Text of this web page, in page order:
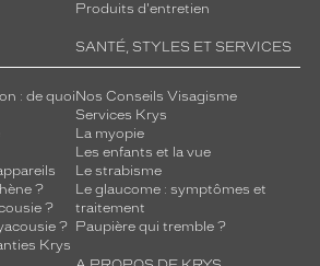
Produits d'entretien
: de quoi
?
?
?
Krys
SANTÉ, STYLES ET SERVICES
Nos Conseils Visagisme
Services Krys
La myopie
Les enfants et la vue
Le strabisme
Le glaucome : symptômes et
traitement
Paupière qui tremble ?